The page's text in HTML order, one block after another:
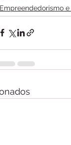
Empreendedorismo